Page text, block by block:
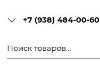
+7 (938) 484-00-60
товаров